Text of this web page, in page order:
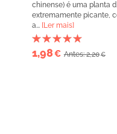
chinense) é uma planta
extremamente picante,
a... [Ler mais]
1,98€ Antes: 2,20€